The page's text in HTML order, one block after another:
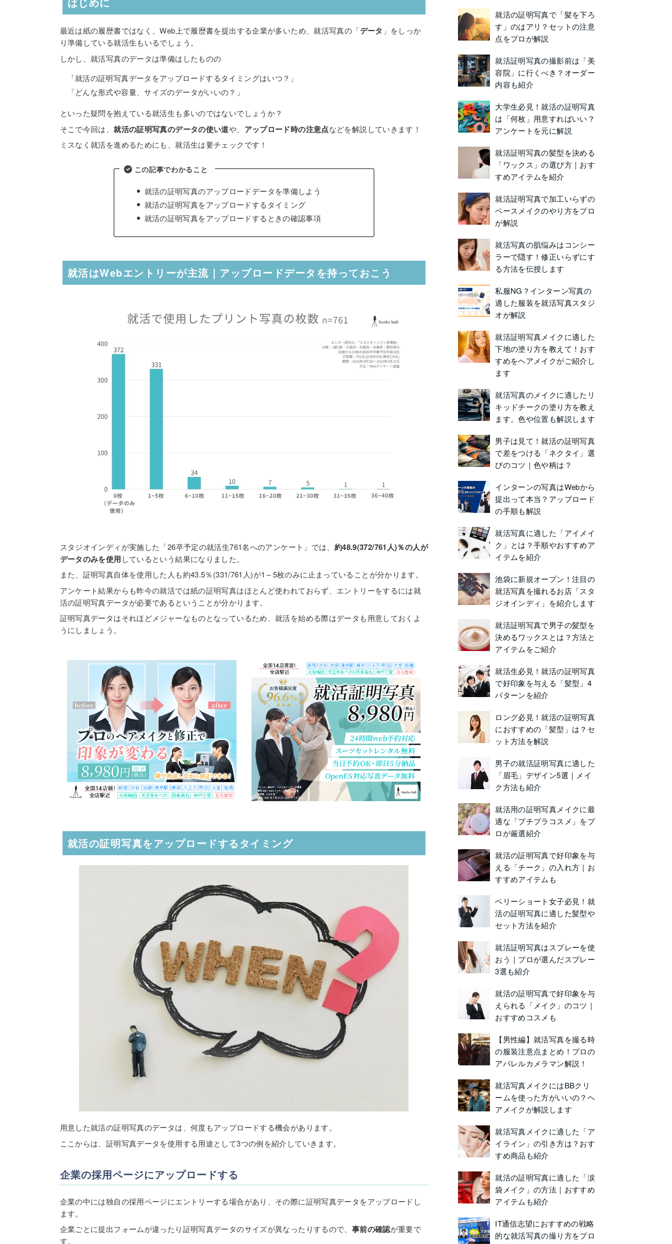
最近は紙の履歴書ではなく、Web上で履歴書を提出する企業が多いため、就活写真の「データ 」をしっか
り準備している就活生もいるでしょう。
しかし、就活写真のデータは準備はしたものの
「就活の証明写真データをアップロードするタイミングはいつ？」
「どんな形式や容量、サイズのデータがいいの？」
といった疑問を抱えている就活生も多いのではないでしょうか？
そこで今回は、就活の証明写真のデータの使い道や、 アップロード時の注意点などを解説していきます！
ミスなく就活を進めるためにも、就活生は要チェックです！
この記事でわかること
就活の証明写真のアップロードデータを準備しよう
就活の証明写真をアップロードするタイミング
就活の証明写真をアップロードするときの確認事項
就活はWebエントリーが主流｜アップロードデータを持っておこう
スタジオインディが実施した「26卒予定の就活生761名へのアンケート」では、 約48.9(372/761人)％の人が
データのみを使用 しているという結果になりました。
また、証明写真自体を使用した人も約43.5％(331/761人)が1～5枚のみに止まっていることが分かります。
アンケート結果からも昨今の就活では紙の証明写真はほとんど使われておらず、エントリーをするには就
活の証明写真データが必要であるということが分かります。
証明写真データはそれほどメジャーなものとなっているため、就活を始める際はデータも用意しておくよ
うにしましょう。
就活の証明写真をアップロードするタイミング
用意した就活の証明写真のデータは、何度もアップロードする機会があります。
ここからは、証明写真データを使用する用途として3つの例を紹介していきます。
企業の採用ページにアップロードする
企業の中には独自の採用ページにエントリーする場合があり、その際に証明写真データをアップロードし
ます。
企業ごとに提出フォームが違ったり証明写真データのサイズが異なったりするので、 事前の確認が重要で
す。
就活の証明写真で「髪を下ろ
す」のはアリ？セットの注意
点をプロが解説
就活証明写真の撮影前は「美
容院」に行くべき？オーダー
内容も紹介
大学生必見！就活の証明写真
は「何枚」用意すればいい？
アンケートを元に解説
就活証明写真の髪型を決める
「ワックス」の選び方｜おす
すめアイテムを紹介
就活証明写真で加工いらずの
ベースメイクのやり方をプロ
が解説
就活写真の肌悩みはコンシー
ラーで隠す！修正いらずにす
る方法を伝授します
私服NG？インターン写真の
適した服装を就活写真スタジ
オが解説
就活証明写真メイクに適した
下地の塗り方を教えて！おす
すめをヘアメイクがご紹介し
ます
就活写真のメイクに適したリ
キッドチークの塗り方を教え
ます。色や位置も解説します
男子は見て！就活の証明写真
で差をつける「ネクタイ」選
びのコツ｜色や柄は？
インターンの写真はWebから
提出って本当？アップロード
の手順も解説
就活写真に適した「アイメイ
ク」とは？手順やおすすめア
イテムを紹介
池袋に新規オープン！注目の
就活写真を撮れるお店「スタ
ジオインディ」を紹介します
就活証明写真で男子の髪型を
決めるワックスとは？方法と
アイテムをご紹介
就活生必見！就活の証明写真
で好印象を与える「髪型」4
パターンを紹介
ロング必見！就活の証明写真
におすすめの「髪型」は？セ
ット方法を解説
男子の就活証明写真に適した
「眉毛」デザイン5選｜メイ
ク方法も紹介
就活用の証明写真メイクに最
適な「プチプラコスメ」をプ
ロが厳選紹介
就活の証明写真で好印象を与
える「チーク」の入れ方｜お
すすめアイテムも
ベリーショート女子必見！就
活の証明写真に適した髪型や
セット方法を紹介
就活証明写真はスプレーを使
おう｜プロが選んだスプレー
3選も紹介
就活の証明写真で好印象を与
えられる「メイク」のコツ｜
おすすめコスメも
【男性編】就活写真を撮る時
の服装注意点まとめ！プロの
アパレルカメラマン解説！
就活写真メイクにはBBクリ
ームを使った方がいいの？ヘ
アメイクが解説します
就活写真メイクに適した「ア
イライン」の引き方は？おす
すめ商品も紹介
就活の証明写真に適した「涙
袋メイク」の方法｜おすすめ
アイテムも紹介
IT通信志望におすすめの戦略
的な就活写真の撮り方をプロ